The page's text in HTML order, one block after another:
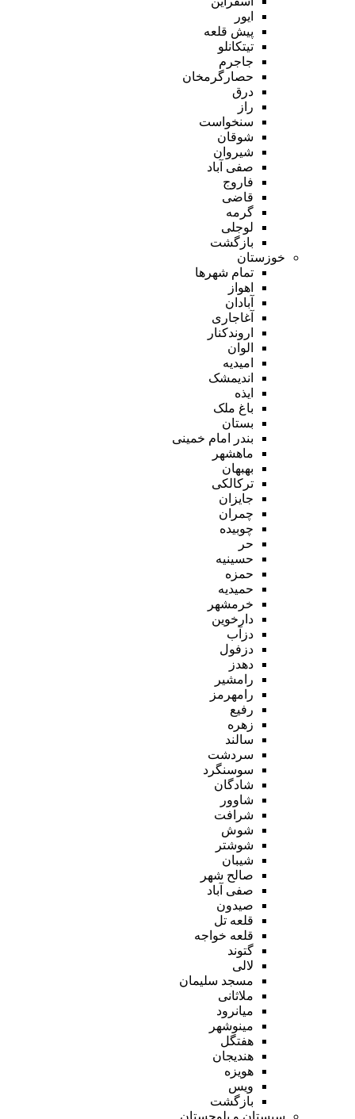
ایور
پیش قلعه
تیتکانلو
جاجرم
حصارگرمخان
درق
راز
سنخواست
شوقان
شیروان
صفی آباد
فاروج
قاضی
گرمه
لوجلی
بازگشت
خوزستان
تمام شهر‌ها
اهواز
آبادان
آغاجاری
اروندکنار
الوان
امیدیه
اندیمشک
ایذه
باغ ملک
بستان
بندر امام خمینی
ماهشهر
بهبهان
ترکالکی
جایزان
چمران
چوبیده
حر
حسینیه
حمزه
حمیدیه
خرمشهر
دارخوین
دزآب
دزفول
دهدز
رامشیر
رامهرمز
رفیع
زهره
سالند
سردشت
سوسنگرد
شادگان
شاوور
شرافت
شوش
شوشتر
شیبان
صالح شهر
صفی آباد
صیدون
قلعه تل
قلعه خواجه
گتوند
لالی
مسجد سلیمان
ملاثانی
میانرود
مینوشهر
هفتگل
هندیجان
هویزه
ویس
بازگشت
سیستان و بلوچستان